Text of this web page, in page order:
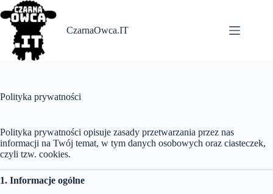
Skip
to
content
CzarnaOwca.IT
Polityka prywatności
Polityka prywatności opisuje zasady przetwarzania przez nas
informacji na Twój temat, w tym danych osobowych oraz ciasteczek,
czyli tzw. cookies.
1. Informacje ogólne